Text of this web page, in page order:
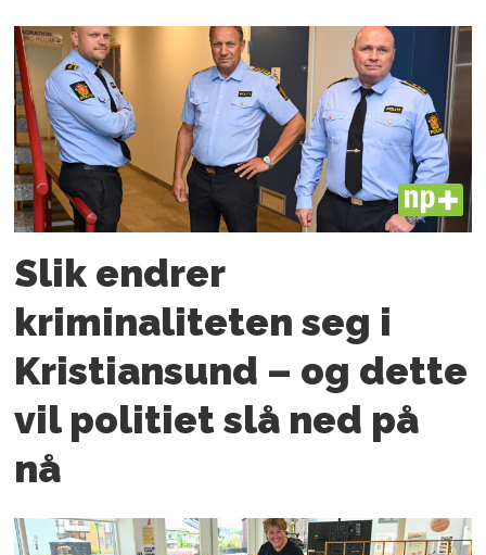
PLUS
Slik endrer
kriminaliteten seg i
Kristiansund – og dette
vil politiet slå ned på
nå